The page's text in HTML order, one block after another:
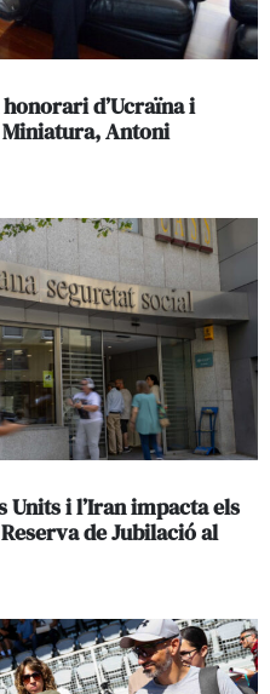
d’Ucraïna i
Antoni
i l’Iran impacta els
de Jubilació al